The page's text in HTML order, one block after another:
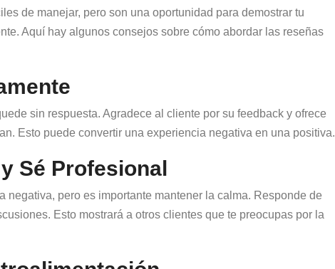
de manejar, pero son una oportunidad para demostrar tu
Aquí hay algunos consejos sobre cómo abordar las reseñas
sin respuesta. Agradece al cliente por su feedback y ofrece
Esto puede convertir una experiencia negativa en una positiva.
Sé Profesional
negativa, pero es importante mantener la calma. Responde de
Esto mostrará a otros clientes que te preocupas por la